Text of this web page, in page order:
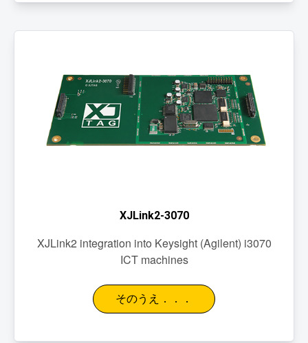
XJLink2-3070
XJLink2 integration into Keysight (Agilent) i3070
ICT machines
そのうえ．．．